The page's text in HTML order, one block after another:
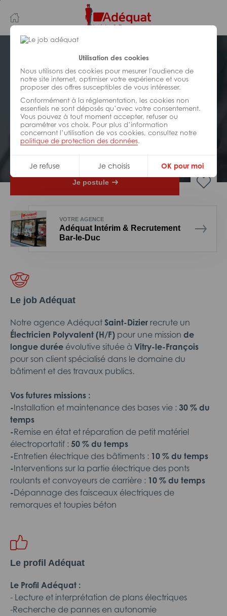
Utilisation des cookies
Nous utilisons des cookies pour mesurer l'audience de
notre site internet, optimiser votre expérience et vous
proposer des offres susceptibles de vous intéresser.
Conformément à la réglementation, les cookies non
essentiels ne sont déposés qu’avec votre consentement.
Vous pouvez à tout moment accepter, refuser ou
paramétrer vos choix. Pour plus d’information
concernant l’utilisation de vos cookies, consultez notre
politique de protection des données.
Je refuse Je choisis OK pour moi
au
contenu
principal
navigation
INDUSTRIE/FABRICATION/
TRANSFORMATION
Réf : ZZ3-324054
électricien polyvalent H/F
Interim Vitry-le-François
Je postule
VOTRE AGENCE
Adéquat Intérim & Recrutement
Bar-le-Duc
Le job Adéquat
Notre agence Adéquat Saint-Dizier recrute un
Électricien Polyvalent (H/F) pour une mission de
longue durée évolutive située à Vitry-le-François
pour son client spécialisé dans le domaine du
bâtiment et des travaux publics.
Vos futures missions :
-Installation et maintenance des bases vie : 30 % du
temps
-Remise en état et réparation de petit matériel
électroportatif : 50 % du temps
-Entretien électrique des bâtiments : 10 % du temps
-Interventions sur la partie électrique des ponts
roulants et convoyeurs de carrière : 10 % du temps
-Dépannage des faisceaux électriques de
remorques et toupies béton
Le profil Adéquat
Le Profil Adéquat :
- Lecture et interprétation de plans électriques
-Recherche de pannes en autonomie